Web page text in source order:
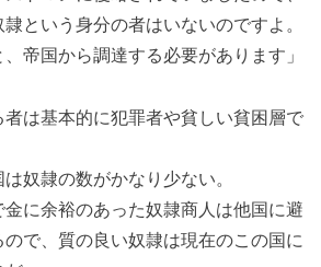
という身分の者はいないのですよ。
帝国から調達する必要があります」
は基本的に犯罪者や貧しい貧困層で
奴隷の数がかなり少ない。
に余裕のあった奴隷商人は他国に避
で、質の良い奴隷は現在のこの国に